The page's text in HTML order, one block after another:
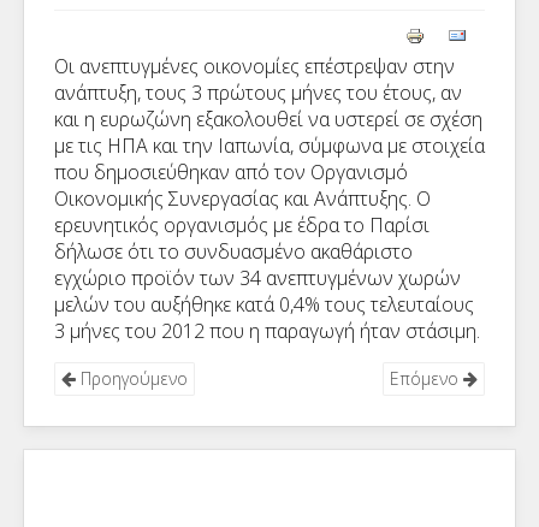
Οι ανεπτυγμένες οικονομίες επέστρεψαν στην
ανάπτυξη, τους 3 πρώτους μήνες του έτους, αν
και η ευρωζώνη εξακολουθεί να υστερεί σε σχέση
με τις ΗΠΑ και την Ιαπωνία, σύμφωνα με στοιχεία
που δημοσιεύθηκαν από τον Οργανισμό
Οικονομικής Συνεργασίας και Ανάπτυξης. Ο
ερευνητικός οργανισμός με έδρα το Παρίσι
δήλωσε ότι το συνδυασμένο ακαθάριστο
εγχώριο προϊόν των 34 ανεπτυγμένων χωρών
μελών του αυξήθηκε κατά 0,4% τους τελευταίους
3 μήνες του 2012 που η παραγωγή ήταν στάσιμη.
Προηγούμενο Επόμενο